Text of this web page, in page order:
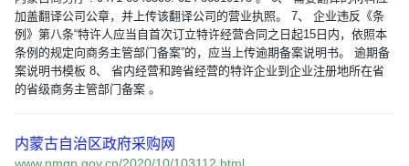
加盖翻译公司公章，并上传该翻译公司的营业执照。 7、 企业违反《条
例》第八条“特许人应当自首次订立特许经营合同之日起15日内，依照本
条例的规定向商务主管部门备案”的，应当上传逾期备案说明书。 逾期备
案说明书模板 8、 省内经营和跨省经营的特许企业到企业注册地所在省
的省级商务主管部门备案 。
内蒙古自治区政府采购网